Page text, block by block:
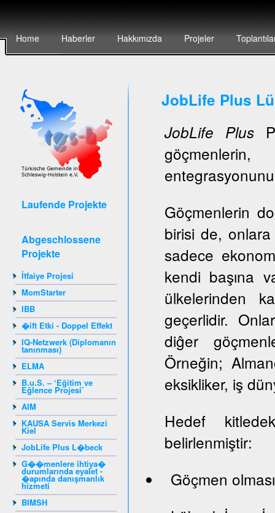
Home Haberler Hakkımızda Projeler
Laufende Projekte
Abgeschlossene
Projekte
İtfaiye Projesi
MomStarter
IBB
�ift Etki - Doppel Effekt
IQ-Netzwerk (Diplomanın
tanınması)
ELMA
B.u.S. – ‘Eğitim ve
Eğlence Projesi’
AIM
KAUSA Servis Merkezi
Kiel
JobLife Plus L�beck
G��menlere ihtiya�
durumlarında eyalet -
�apında danışmanlık
hizmeti
BIMSH
JobLife Plus
JobLife Plus
Göçmenlerin
birisi de,
sadece
kendi başına
ülkelerinden
geçerlidir.
diĝer
Örneğin;
eksikliker, iş
Hedef
belirlenmiştir:
Göçmen